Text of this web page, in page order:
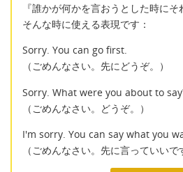
『誰かが何かを言おうとした時にそ
そんな時に使える表現です：
Sorry. You can go first.
（ごめんなさい。先にどうぞ。）
Sorry. What were you about to
（ごめんなさい。どうぞ。）
I'm sorry. You can say what you
（ごめんなさい。先に言っていいで